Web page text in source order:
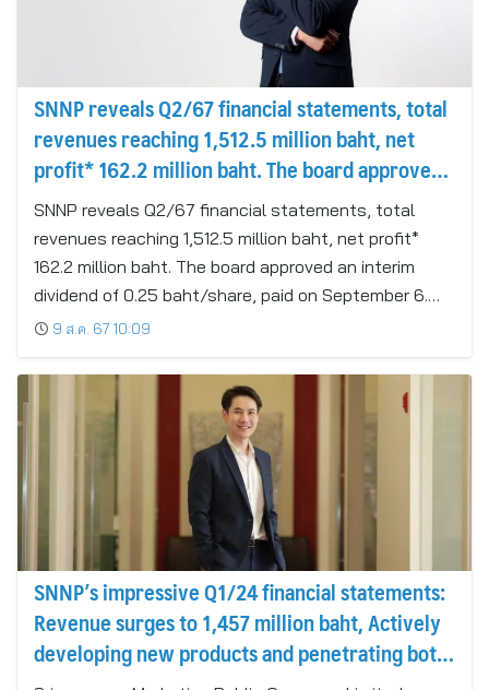
SNNP reveals Q2/67 financial statements, total
revenues reaching 1,512.5 million baht, net
profit* 162.2 million baht. The board approved
an interim dividend of 0.25 baht/share, paid on
September 6
SNNP reveals Q2/67 financial statements, total
revenues reaching 1,512.5 million baht, net profit*
162.2 million baht. The board approved an interim
dividend of 0.25 baht/share, paid on September 6.…
9 ส.ค. 67 10:09
SNNP’s impressive Q1/24 financial statements:
Revenue surges to 1,457 million baht, Actively
developing new products and penetrating both